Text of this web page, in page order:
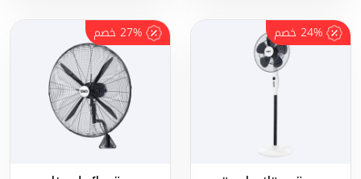
24% خصم 27% خصم